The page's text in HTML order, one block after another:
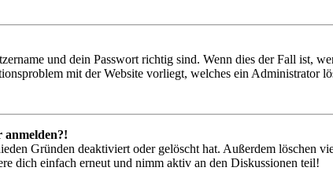
und dein Passwort richtig sind. Wenn dies der Fall ist,
mit der Website vorliegt, welches ein Administrator
Gründen deaktiviert oder gelöscht hat. Außerdem löschen
dich einfach erneut und nimm aktiv an den Diskussionen teil!